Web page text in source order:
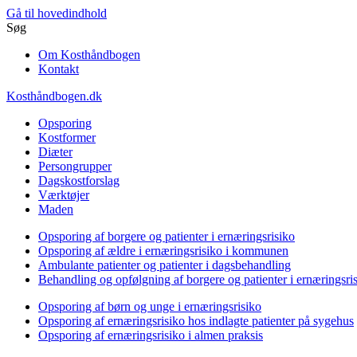
Gå til hovedindhold
Søg
Om Kosthåndbogen
Kontakt
Kosthåndbogen.dk
Opsporing
Kostformer
Diæter
Persongrupper
Dagskostforslag
Værktøjer
Maden
Opsporing af borgere og patienter i ernæringsrisiko
Opsporing af ældre i ernæringsrisiko i kommunen
Ambulante patienter og patienter i dagsbehandling
Behandling og opfølgning af borgere og patienter i
Opsporing af børn og unge i ernæringsrisiko
Opsporing af ernæringsrisiko hos indlagte patienter på sygehus
Opsporing af ernæringsrisiko i almen praksis